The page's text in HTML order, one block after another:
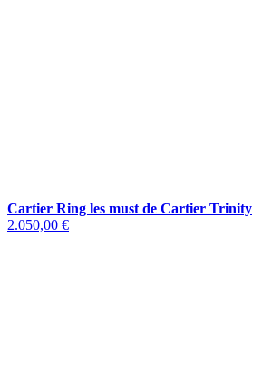
Cartier Ring les must de Cartier Trinity
2.050,00 €